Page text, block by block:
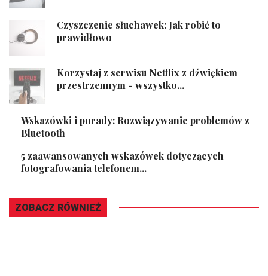
Czyszczenie słuchawek: Jak robić to
prawidłowo
Korzystaj z serwisu Netflix z dźwiękiem
przestrzennym - wszystko...
Wskazówki i porady: Rozwiązywanie problemów z
Bluetooth
5 zaawansowanych wskazówek dotyczących
fotografowania telefonem...
ZOBACZ RÓWNIEŻ